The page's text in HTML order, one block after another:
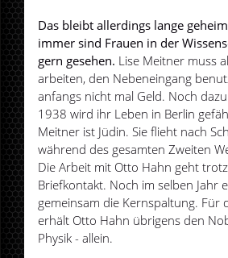
Das bleibt allerdings lange
immer sind Frauen in der
gern gesehen. Lise Meitner muss
arbeiten, den Nebeneingang
anfangs nicht mal Geld. Noch
1938 wird ihr Leben in Berlin
Meitner ist Jüdin. Sie flieht nach
während des gesamten Zweiten
Die Arbeit mit Otto Hahn geht
Briefkontakt. Noch im selben Jahr
gemeinsam die Kernspaltung. Für
erhält Otto Hahn übrigens den
Physik - allein.